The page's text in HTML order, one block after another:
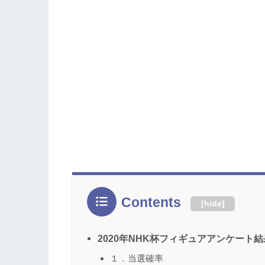
Contents [hide]
2020年NHK杯フィギュアアンケート結
１．当選確率